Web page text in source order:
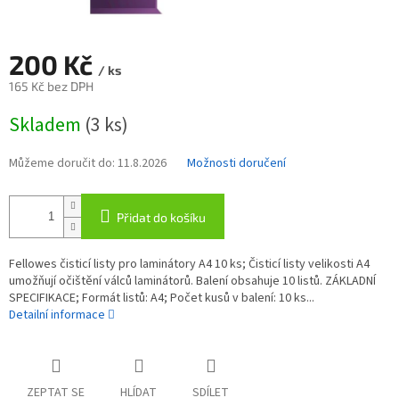
200 Kč / ks
165 Kč bez DPH
cena:
Skladem (3 ks)
Můžeme doručit do: 11.8.2026 Možnosti doručení
Přidat do košíku
Fellowes čisticí listy pro laminátory A4 10 ks; Čisticí listy velikosti A4
umožňují očištění válců laminátorů. Balení obsahuje 10 listů. ZÁKLADNÍ
SPECIFIKACE; Formát listů: A4; Počet kusů v balení: 10 ks...
Detailní informace
ZEPTAT SE HLÍDAT SDÍLET